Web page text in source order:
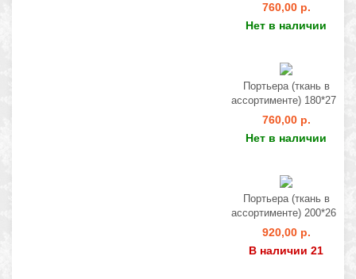
760,00 р.
Нет в наличии
Портьера (ткань в
ассортименте) 180*275
760,00 р.
Нет в наличии
Портьера (ткань в
ассортименте) 200*260
920,00 р.
В наличии 21